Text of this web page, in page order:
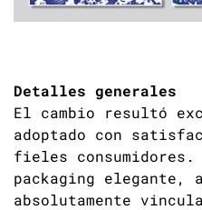
Detalles generales
El cambio resultó
adoptado con
fieles consumidores.
packaging elegante,
absolutamente